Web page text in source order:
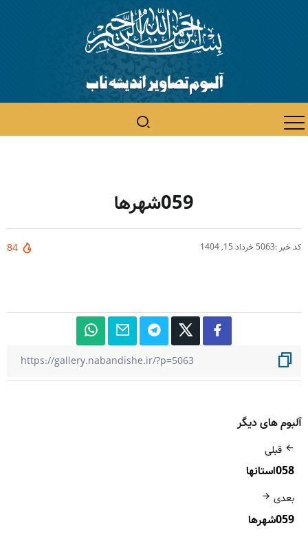
059شهرها
کد خبر :5063 خرداد 15, 1404 84
آلبوم های دیگر
قبلی
058استانها
بعدی
059شهرها